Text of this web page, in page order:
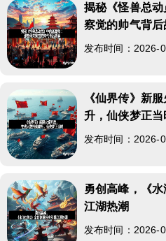
揭秘《怪兽总
察觉的帅气背后
发布时间：2026-
《仙界传》新
升，仙侠梦正当
发布时间：2026-
勇创高峰，《
江湖热潮
发布时间：2026-